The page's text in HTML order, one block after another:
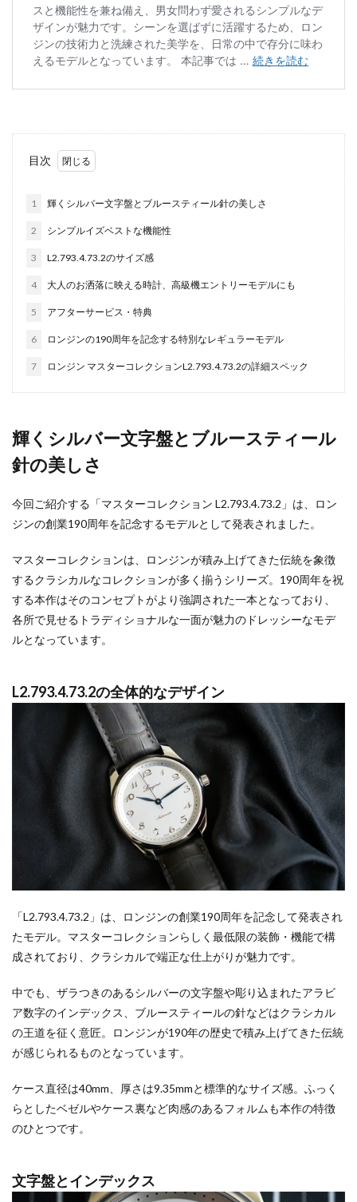
目次
1 輝くシルバー文字盤とブルースティール針の美しさ
2 シンプルイズベストな機能性
3 L2.793.4.73.2のサイズ感
4 大人のお洒落に映える時計、高級機エントリーモデルにも
5 アフターサービス・特典
6 ロンジンの190周年を記念する特別なレギュラーモデル
7 ロンジン マスターコレクションL2.793.4.73.2の詳細スペック
輝くシルバー文字盤とブルースティール
針の美しさ
今回ご紹介する「マスターコレクション L2.793.4.73.2」は、ロン
ジンの創業190周年を記念するモデルとして発表されました。
マスターコレクションは、ロンジンが積み上げてきた伝統を象徴
するクラシカルなコレクションが多く揃うシリーズ。190周年を祝
する本作はそのコンセプトがより強調された一本となっており、
各所で見せるトラディショナルな一面が魅力のドレッシーなモデ
ルとなっています。
L2.793.4.73.2の全体的なデザイン
「L2.793.4.73.2」は、ロンジンの創業190周年を記念して発表され
たモデル。マスターコレクションらしく最低限の装飾・機能で構
成されており、クラシカルで端正な仕上がりが魅力です。
中でも、ザラつきのあるシルバーの文字盤や彫り込まれたアラビ
ア数字のインデックス、ブルースティールの針などはクラシカル
の王道を征く意匠。ロンジンが190年の歴史で積み上げてきた伝統
が感じられるものとなっています。
ケース直径は40mm、厚さは9.35mmと標準的なサイズ感。ふっく
らとしたベゼルやケース裏など肉感のあるフォルムも本作の特徴
のひとつです。
文字盤とインデックス